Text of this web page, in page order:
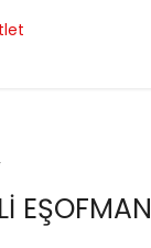
EŞOFMAN